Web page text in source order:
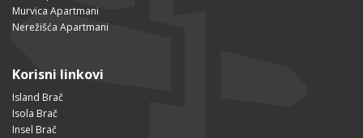
Murvica Apartmani
Nerežišća Apartmani
Korisni linkovi
Island Brač
Isola Brač
Insel Brač